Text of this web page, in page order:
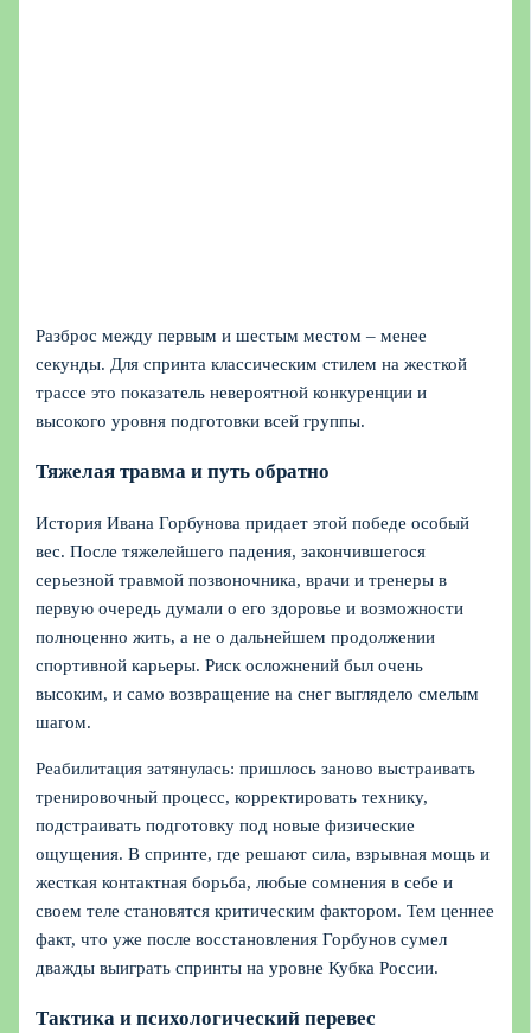
Разброс между первым и шестым местом – менее
секунды. Для спринта классическим стилем на жесткой
трассе это показатель невероятной конкуренции и
высокого уровня подготовки всей группы.
Тяжелая травма и путь обратно
История Ивана Горбунова придает этой победе особый
вес. После тяжелейшего падения, закончившегося
серьезной травмой позвоночника, врачи и тренеры в
первую очередь думали о его здоровье и возможности
полноценно жить, а не о дальнейшем продолжении
спортивной карьеры. Риск осложнений был очень
высоким, и само возвращение на снег выглядело смелым
шагом.
Реабилитация затянулась: пришлось заново выстраивать
тренировочный процесс, корректировать технику,
подстраивать подготовку под новые физические
ощущения. В спринте, где решают сила, взрывная мощь и
жесткая контактная борьба, любые сомнения в себе и
своем теле становятся критическим фактором. Тем ценнее
факт, что уже после восстановления Горбунов сумел
дважды выиграть спринты на уровне Кубка России.
Тактика и психологический перевес